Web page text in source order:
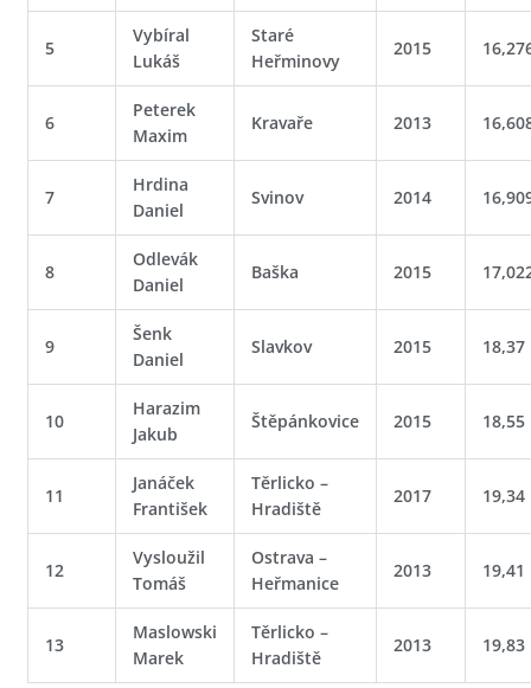
5
Vybíral
Lukáš
Staré
Heřminovy
2015
6
Peterek
Maxim
Kravaře 2013
7
Hrdina
Daniel
Svinov 2014
8
Odlevák
Daniel
Baška 2015
9
Šenk
Daniel
Slavkov 2015 18,37
10
Harazim
Jakub
Štěpánkovice 2015 18,55
11
Janáček
František
Těrlicko –
Hradiště
2017 19,34
12
Vysloužil
Tomáš
Ostrava –
Heřmanice
2013 19,41
13
Maslowski
Marek
Těrlicko –
Hradiště
2013 19,83